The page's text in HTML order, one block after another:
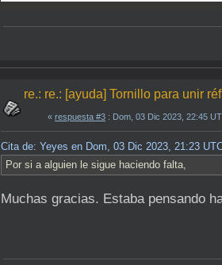
re.: re.: [ayuda] Tornillo para unir
« respuesta #3 : Dom, 03 Dic 2023, 22:45
Cita de: Yeyes en Dom, 03 Dic 2023, 21:23
Por si a alguien le sigue haciendo falta,
Muchas gracias. Estaba pensando